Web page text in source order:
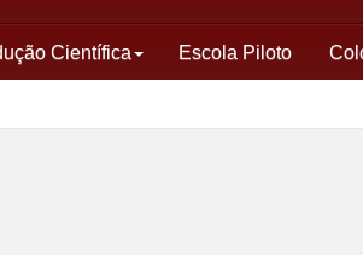
Científica Escola Piloto